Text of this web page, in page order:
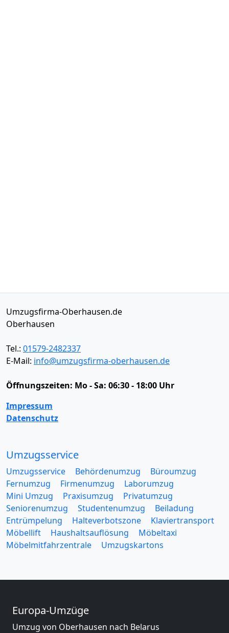
Umzugsfirma-Oberhausen.de
Oberhausen
Tel.: 01579-2482337
E-Mail: info@umzugsfirma-oberhausen.de
Öffnungszeiten: Mo - Sa: 06:30 - 18:00 Uhr
Impressum
Datenschutz
Umzugsservice
Umzugsservice Behördenumzug
Büroumzug
Fernumzug
Firmenumzug
Laborumzug
Mini Umzug
Praxisumzug
Privatumzug
Seniorenumzug
Studentenumzug
Beiladung
Entrümpelung
Halteverbotszone
Klaviertransport
Möbellift
Haushaltsauflösung
Möbeltaxi
Möbelmitfahrzentrale
Umzugskartons
Europa-Umzüge
Umzug von Oberhausen nach Belarus